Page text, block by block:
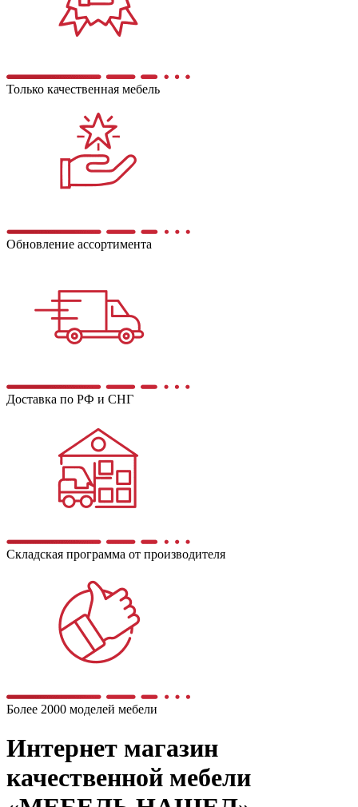
Только качественная мебель
Обновление ассортимента
Доставка по РФ и СНГ
Складская программа от производителя
Более 2000 моделей мебели
Интернет магазин
качественной мебели